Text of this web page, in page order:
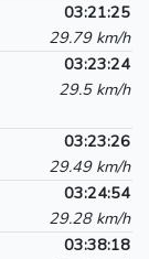
03:21:25
29.79 km/h
03:23:24
29.5 km/h
03:23:26
29.49 km/h
03:24:54
29.28 km/h
03:38:18